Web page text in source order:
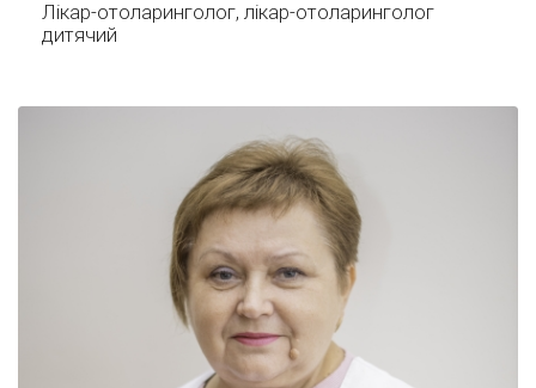
Лікар-отоларинголог, лікар-отоларинголог
дитячий